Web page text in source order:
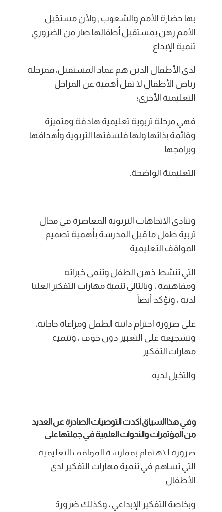
بها حضارة الأمم والشعوب , ولأن مستقبل
الأمم رهن بمستقبل أطفالها صار من الضروري
تنمية الإبداع
لدى الأطفال الذين هم عماد المستقبل، فمرحلة
رياض الأطفال لا تقل أهمية عن المراحل
التعليمية الأخرى؛
فهي مرحلة تربوية تعليمية هادفة ومتميزة
وقائمة بذاتها ولها فلسفتها التربوية وأهدافها
وبرامجها
التعليمية الواضحة.
وتنادى الاتجاهات التربوية المعاصرة في مجال
تربية طفل ما قبل المدرسة بأهمية تصميم
المواقف التعليمية
التي تنشط ذهن الطفل وتنمى خبراته
ومفاهيمه ، وبالتالي تنمية مهارات التفكير العليا
لديه ، وتؤكد أيضاً
على ضرورة احترام ذاتية الطفل ومراعاة حاجاته،
وتشجيعه على التعبير دون خوف ، وتنمية
مهارات التفكير
والتخيل لديه.
وفي هذا السياق أكدت التوصيات الصادرة عن العديد
من المؤتمرات والندوات العلمية في جملتها على
ضرورة الاهتمام بممارسة المواقف التعليمية
التي تساهم في تنمية مهارات التفكير لدى
الأطفال
وبخاصة التفكير الإبداعي ، وكذلك ضرورة